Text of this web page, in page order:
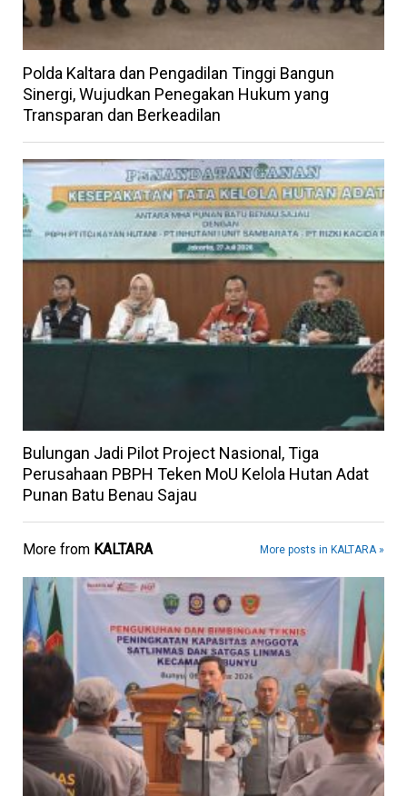
Polda Kaltara dan Pengadilan Tinggi Bangun
Sinergi, Wujudkan Penegakan Hukum yang
Transparan dan Berkeadilan
Bulungan Jadi Pilot Project Nasional, Tiga
Perusahaan PBPH Teken MoU Kelola Hutan Adat
Punan Batu Benau Sajau
More from KALTARA More posts in KALTARA »